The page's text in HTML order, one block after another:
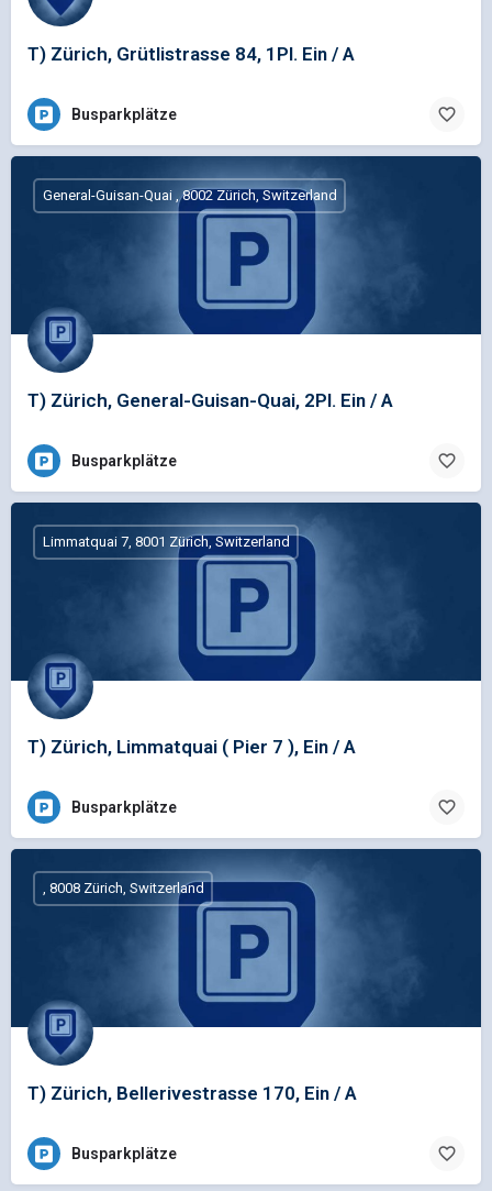
T) Zürich, Grütlistrasse 84, 1Pl. Ein / A
Busparkplätze
T) Zürich, General-Guisan-Quai, 2Pl. Ein / A
General-Guisan-Quai , 8002 Zürich, Switzerland
Busparkplätze
T) Zürich, Limmatquai ( Pier 7 ), Ein / A
Limmatquai 7, 8001 Zürich, Switzerland
Busparkplätze
T) Zürich, Bellerivestrasse 170, Ein / A
, 8008 Zürich, Switzerland
Busparkplätze